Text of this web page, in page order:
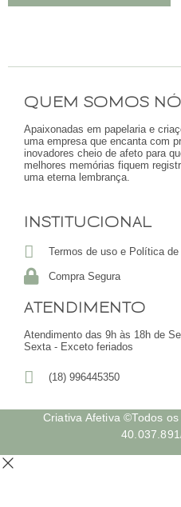
QUEM SOMOS
Apaixonadas em papelaria e
uma empresa que encanta com
inovadores cheio de afeto para
melhores memórias fiquem
uma eterna lembrança.
INSTITUCIONAL
Termos de uso e Política
Compra Segura
ATENDIMENTO
Atendimento das 9h às 18h de
Sexta - Exceto feriados
(18) 996445350
Criativa Afetiva ©Todos